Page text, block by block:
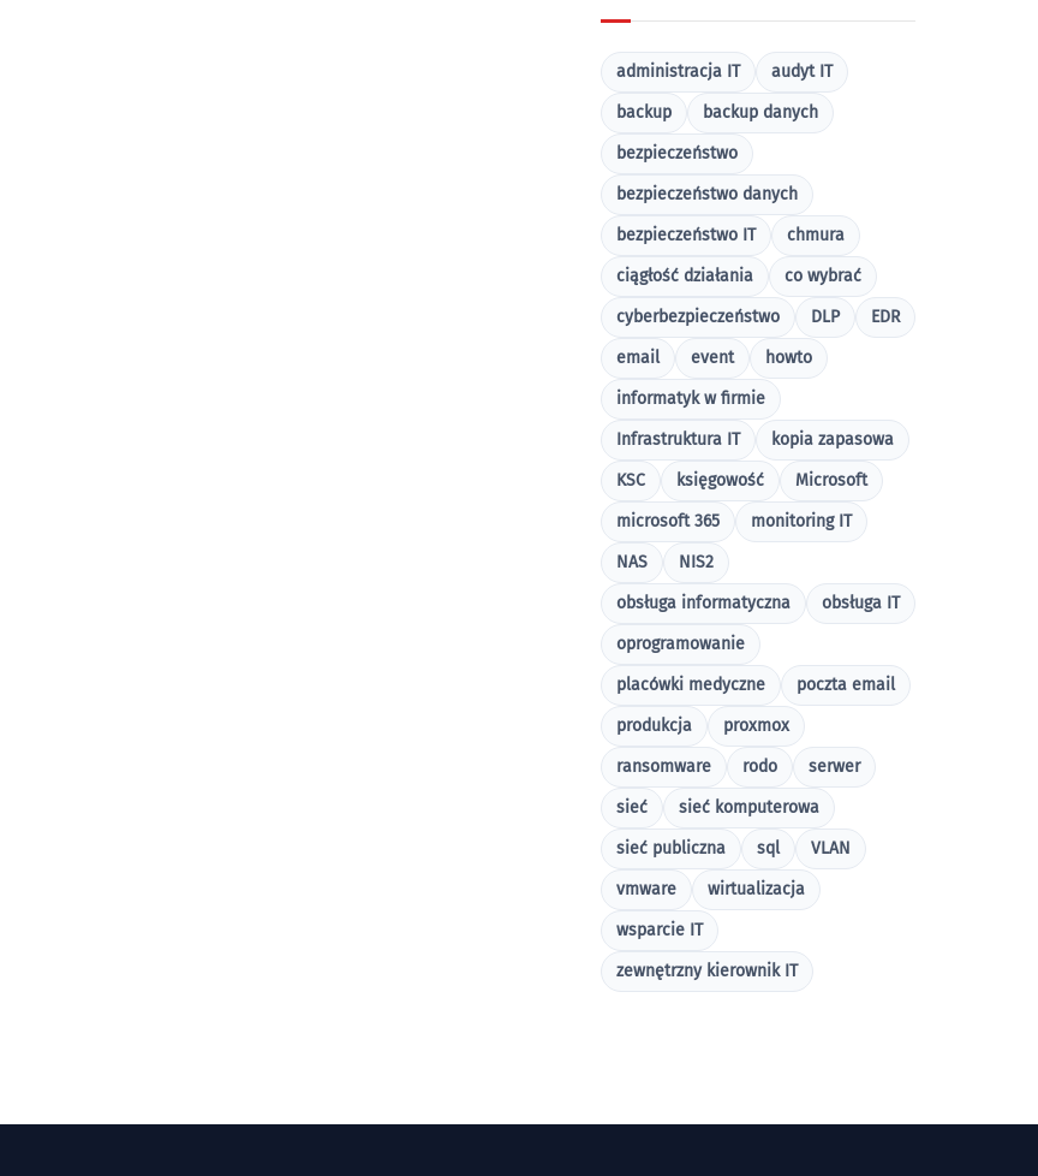
administracja IT
audyt IT
backup
backup danych
bezpieczeństwo
bezpieczeństwo danych
bezpieczeństwo IT
chmura
ciągłość działania
co wybrać
cyberbezpieczeństwo
DLP
EDR
email
event
howto
informatyk w firmie
Infrastruktura IT
kopia zapasowa
KSC
księgowość
Microsoft
microsoft 365
monitoring IT
NAS
NIS2
obsługa informatyczna
obsługa IT
oprogramowanie
placówki medyczne
poczta email
produkcja
proxmox
ransomware
rodo
serwer
sieć
sieć komputerowa
sieć publiczna
sql
VLAN
vmware
wirtualizacja
wsparcie IT
zewnętrzny kierownik IT